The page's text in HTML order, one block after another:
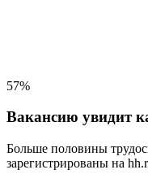
57%
Вакансию увидит
Больше половины
зарегистрированы на